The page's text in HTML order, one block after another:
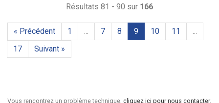
Résultats 81 - 90 sur 166
« Précédent 1 ... 7 8 9 10 11
...
17
Suivant »
Vous rencontrez un problème technique, cliquez ici pour nous contacter.